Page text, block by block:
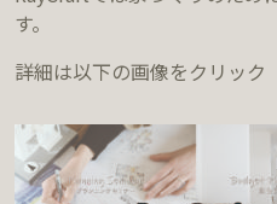
す。
詳細は以下の画像をクリック